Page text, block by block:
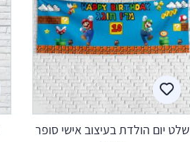
שלט יום הולדת בעיצוב אישי סופר